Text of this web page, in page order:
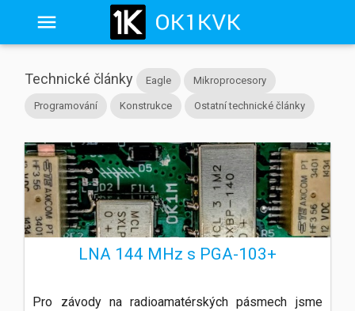
Technické články Eagle Mikroprocesory
Programování Konstrukce Ostatní technické články
LNA 144 MHz s PGA-103+
Pro závody na radioamatérských pásmech jsme